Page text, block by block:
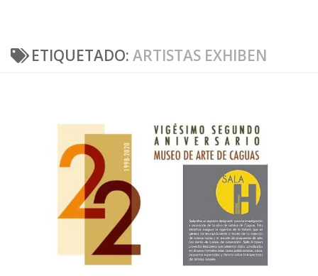
ETIQUETADO: ARTISTAS EXHIBEN